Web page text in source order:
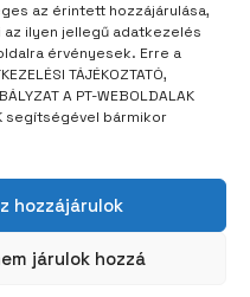
az érintett hozzájárulása,
ilyen jellegű adatkezelés
érvényesek. Erre a
TÁJÉKOZTATÓ,
A PT-WEBOLDALAK
segítségével bármikor
hozzájárulok
járulok hozzá
táncolni